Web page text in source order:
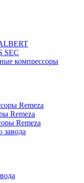
SEC
компрессоры
Remeza
Remeza
Remeza
завода